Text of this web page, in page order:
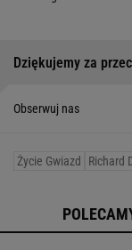
Dziękujemy za
Obserwuj nas
Życie Gwiazd Richard